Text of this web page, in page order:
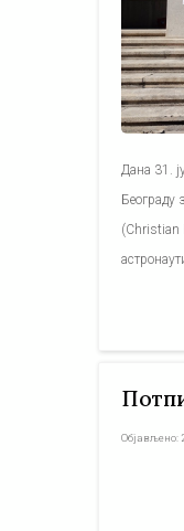
Дана 31.
Београду
(Christian
Објављено: